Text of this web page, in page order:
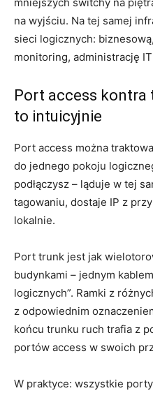
na wyjściu. Na tej samej
sieci logicznych:
monitoring, administrację
Port access kontra
to intuicyjnie
Port access można
do jednego pokoju
podłączysz – ląduje w tej
tagowaniu, dostaje IP z
lokalnie.
Port trunk jest jak
budynkami – jednym
logicznych”. Ramki z
z odpowiednim
końcu trunku ruch trafia z
portów access w swoich
W praktyce: wszystkie